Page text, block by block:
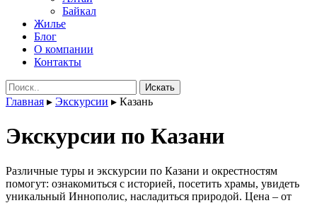
Байкал
Жилье
Блог
О компании
Контакты
Поиск:
Главная ▸ Экскурсии ▸ Казань
Экскурсии по Казани
Различные туры и экскурсии по Казани и окрестностям
помогут: ознакомиться с историей, посетить храмы, увидеть
уникальный Иннополис, насладиться природой. Цена – от